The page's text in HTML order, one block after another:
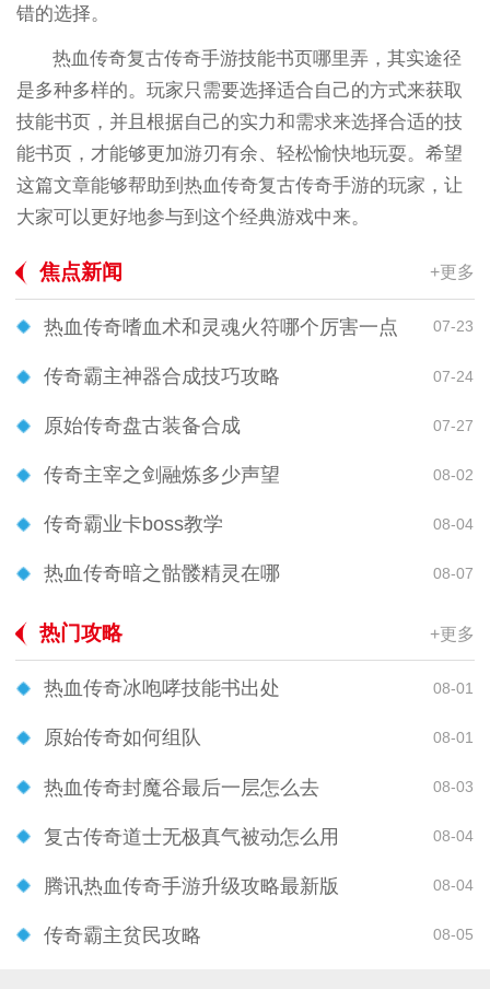
错的选择。
热血传奇复古传奇手游技能书页哪里弄，其实途径
是多种多样的。玩家只需要选择适合自己的方式来获取
技能书页，并且根据自己的实力和需求来选择合适的技
能书页，才能够更加游刃有余、轻松愉快地玩耍。希望
这篇文章能够帮助到热血传奇复古传奇手游的玩家，让
大家可以更好地参与到这个经典游戏中来。
焦点新闻 +更多
热血传奇嗜血术和灵魂火符哪个厉害一点 07-23
传奇霸主神器合成技巧攻略 07-24
原始传奇盘古装备合成 07-27
传奇主宰之剑融炼多少声望 08-02
传奇霸业卡boss教学 08-04
热血传奇暗之骷髅精灵在哪 08-07
热门攻略 +更多
热血传奇冰咆哮技能书出处 08-01
原始传奇如何组队 08-01
热血传奇封魔谷最后一层怎么去 08-03
复古传奇道士无极真气被动怎么用 08-04
腾讯热血传奇手游升级攻略最新版 08-04
传奇霸主贫民攻略 08-05